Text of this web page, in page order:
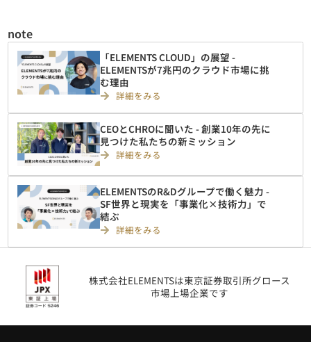
note
「ELEMENTS CLOUD」の展望 -
ELEMENTSが7兆円のクラウド市場に挑
む理由
詳細をみる
CEOとCHROに聞いた - 創業10年の先に
見つけた私たちの新ミッション
詳細をみる
ELEMENTSのR&Dグループで働く魅力 -
SF世界と現実を「事業化×技術力」で
結ぶ
詳細をみる
株式会社ELEMENTSは東京証券取引所グロース
市場上場企業です